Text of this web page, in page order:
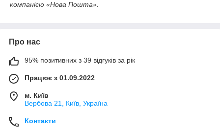
компанією «Нова Пошта».
Про нас
95% позитивних з 39 відгуків за рік
Працює з 01.09.2022
м. Київ
Вербова 21, Київ, Україна
Контакти